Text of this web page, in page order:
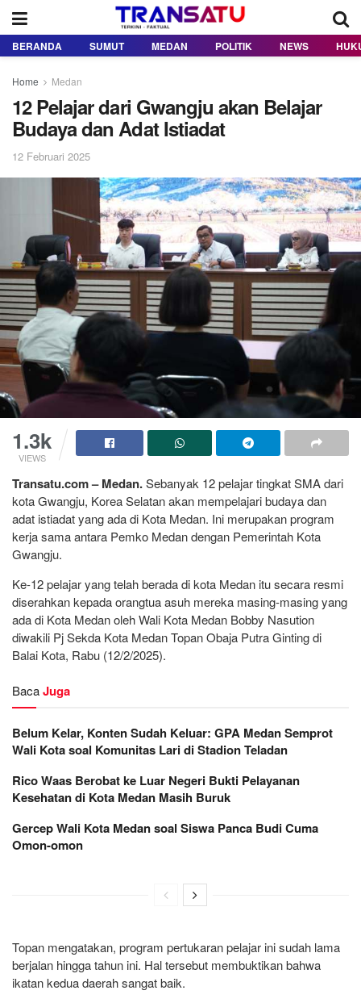
BERANDA SUMUT MEDAN POLITIK NEWS
Home Medan
12 Pelajar dari Gwangju akan Belajar
Budaya dan Adat Istiadat
12 Februari 2025
1.3k
VIEWS
Transatu.com – Medan.Sebanyak 12 pelajar tingkat SMA dari
kota Gwangju, Korea Selatan akan mempelajari budaya dan
adat istiadat yang ada di Kota Medan. Ini merupakan program
kerja sama antara Pemko Medan dengan Pemerintah Kota
Gwangju.
Ke-12 pelajar yang telah berada di kota Medan itu secara resmi
diserahkan kepada orangtua asuh mereka masing-masing yang
ada di Kota Medan oleh Wali Kota Medan Bobby Nasution
diwakili Pj Sekda Kota Medan Topan Obaja Putra Ginting di
Balai Kota, Rabu (12/2/2025).
BacaJuga
Belum Kelar, Konten Sudah Keluar: GPA Medan Semprot
Wali Kota soal Komunitas Lari di Stadion Teladan
Rico Waas Berobat ke Luar Negeri Bukti Pelayanan
Kesehatan di Kota Medan Masih Buruk
Gercep Wali Kota Medan soal Siswa Panca Budi Cuma
Omon-omon
Topan mengatakan, program pertukaran pelajar ini sudah lama
berjalan hingga tahun ini. Hal tersebut membuktikan bahwa
ikatan kedua daerah sangat baik.